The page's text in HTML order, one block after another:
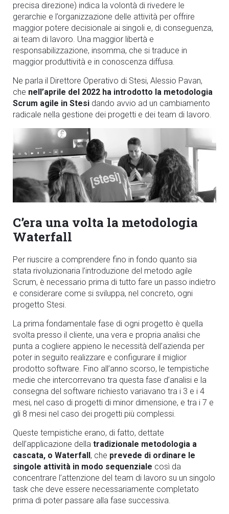
precisa direzione) indica la volontà di rivedere le
gerarchie e l’organizzazione delle attività per offrire
maggior potere decisionale ai singoli e, di conseguenza,
ai team di lavoro. Una maggior libertà e
responsabilizzazione, insomma, che si traduce in
maggior produttività e in conoscenza diffusa.
Ne parla il Direttore Operativo di Stesi, Alessio Pavan,
che nell’aprile del 2022 ha introdotto la metodologia
Scrum agile in Stesi dando avvio ad un cambiamento
radicale nella gestione dei progetti e dei team di lavoro.
C’era una volta la metodologia
Waterfall
Per riuscire a comprendere fino in fondo quanto sia
stata rivoluzionaria l’introduzione del metodo agile
Scrum, è necessario prima di tutto fare un passo indietro
e considerare come si sviluppa, nel concreto, ogni
progetto Stesi.
La prima fondamentale fase di ogni progetto è quella
svolta presso il cliente, una vera e propria analisi che
punta a cogliere appieno le necessità dell’azienda per
poter in seguito realizzare e configurare il miglior
prodotto software. Fino all’anno scorso, le tempistiche
medie che intercorrevano tra questa fase d’analisi e la
consegna del software richiesto variavano tra i 3 e i 4
mesi, nel caso di progetti di minor dimensione, e tra i 7 e
gli 8 mesi nel caso dei progetti più complessi.
Queste tempistiche erano, di fatto, dettate
dell’applicazione della tradizionale metodologia a
cascata, o Waterfall, che prevede di ordinare le
singole attività in modo sequenziale così da
concentrare l’attenzione del team di lavoro su un singolo
task che deve essere necessariamente completato
prima di poter passare alla fase successiva.